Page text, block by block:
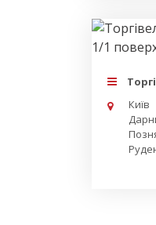
Київ